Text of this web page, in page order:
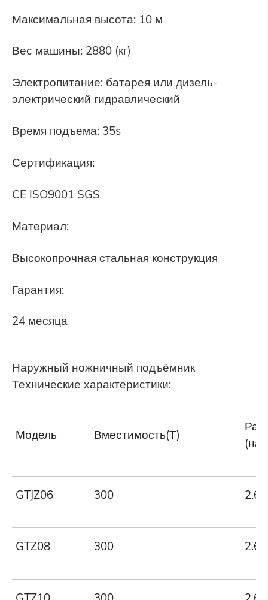
Максимальная высота: 10 м
Вес машины: 2880 (кг)
Электропитание: батарея или дизель-
электрический гидравлический
Время подъема: 35s
Сертификация:
CE ISO9001 SGS
Материал:
Высокопрочная стальная конструкция
Гарантия:
24 месяца
Наружный ножничный подъёмник
Технические характеристики:
Модель Вместимость(Т)
GTJZ06 300
GTZ08 300